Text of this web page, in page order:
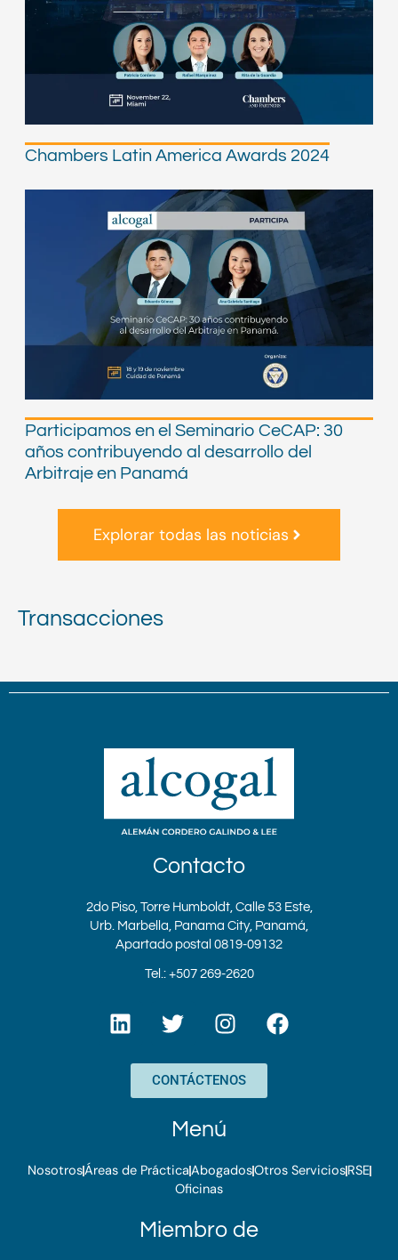
Chambers Latin America Awards 2024
Participamos en el Seminario CeCAP: 30
años contribuyendo al desarrollo del
Arbitraje en Panamá
Explorar todas las noticias
Transacciones
Contacto
2do Piso, Torre Humboldt, Calle 53 Este,
Urb. Marbella, Panama City, Panamá,
Apartado postal 0819-09132
Tel.: +507 269-2620
L
i
e
n
T
w
t
t
e
r
I
n
t
a
g
r
a
F
a
k
CONTÁCTENOS
Menú
NosotrosÁreas de PrácticaAbogadosOtros ServiciosRSE
Oficinas
Miembro de